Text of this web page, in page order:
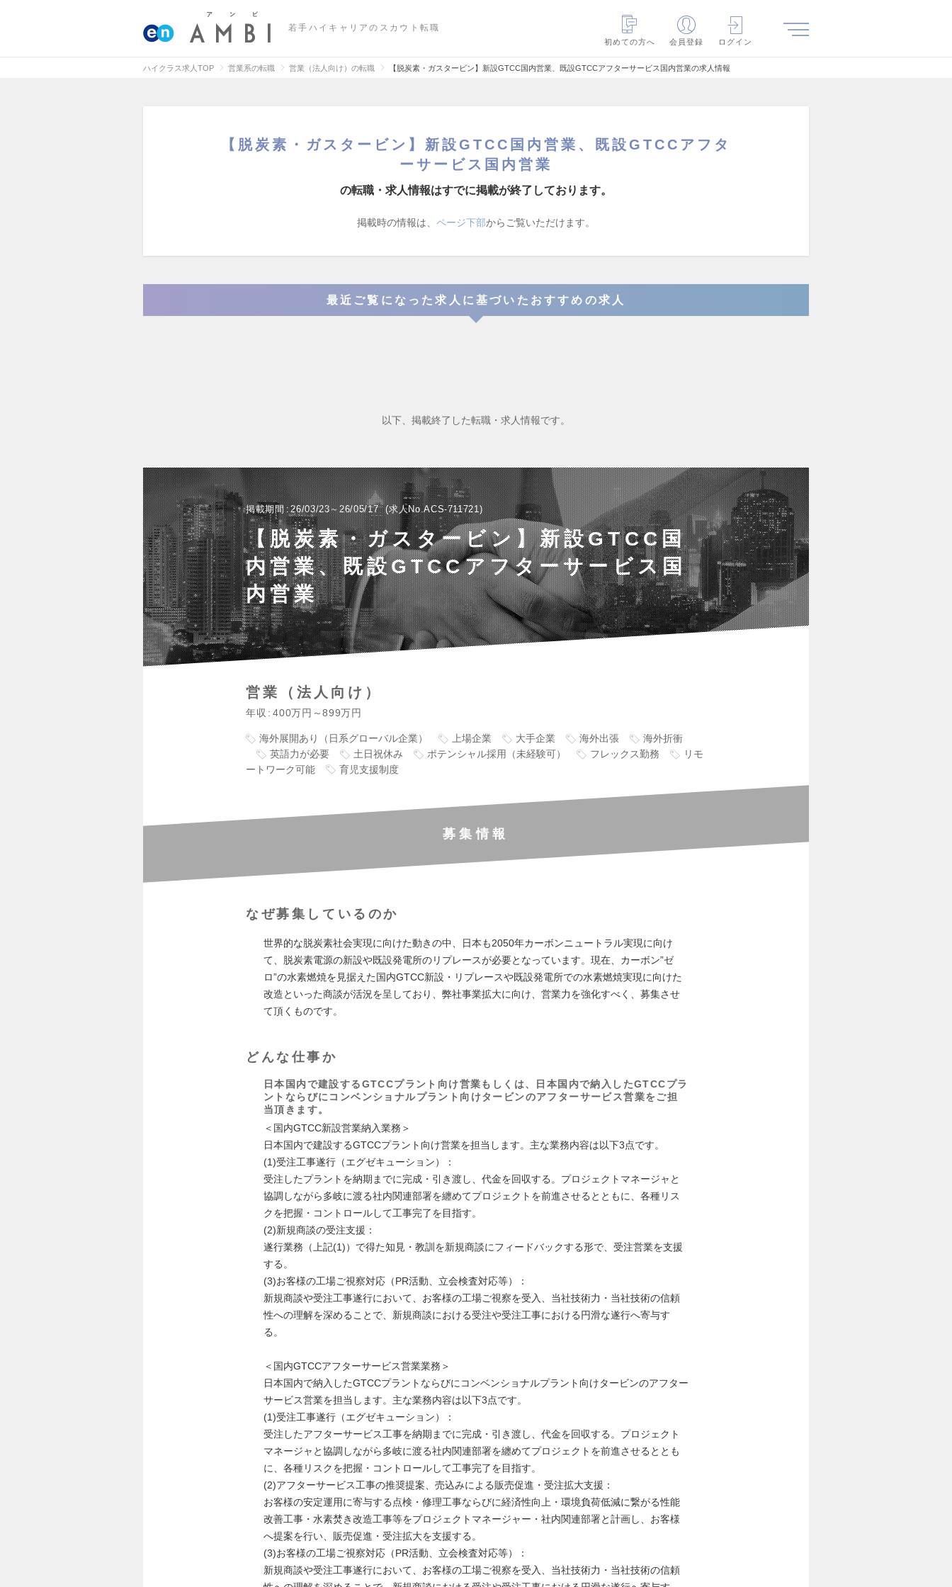
若手ハイキャリアのスカウト転職
初めての方へ
会員登録 ログイン
ハイクラス求人TOP 営業系の転職 営業（法人向け）の転職 【脱炭素・ガスタービン】新設GTCC国内営業、既設GTCCアフターサービス国内営業の求人情報
【脱炭素・ガスタービン】新設GTCC国内営業、既設GTCCアフタ
ーサービス国内営業
の転職・求人情報はすでに掲載が終了しております。
掲載時の情報は、 ページ下部からご覧いただけます。
最近ご覧になった求人に基づいたおすすめの求人
以下、掲載終了した転職・求人情報です。
掲載期間 26/03/23～26/05/17 求人No.ACS-711721
【脱炭素・ガスタービン】新設GTCC国
内営業、既設GTCCアフターサービス国
内営業
営業（法人向け）
年収 400万円～899万円
海外展開あり（日系グローバル企業） 上場企業 大手企業 海外出張
海外折衝
英語力が必要
土日祝休み ポテンシャル採用（未経験可） フレックス勤務
リモ
ートワーク可能
育児支援制度
募集情報
なぜ募集しているのか
世界的な脱炭素社会実現に向けた動きの中、日本も2050年カーボンニュートラル実現に向け
て、脱炭素電源の新設や既設発電所のリプレースが必要となっています。現在、カーボン”ゼ
ロ”の水素燃焼を見据えた国内GTCC新設・リプレースや既設発電所での水素燃焼実現に向けた
改造といった商談が活況を呈しており、弊社事業拡大に向け、営業力を強化すべく、募集させ
て頂くものです。
どんな仕事か
日本国内で建設するGTCCプラント向け営業もしくは、日本国内で納入したGTCCプラ
ントならびにコンベンショナルプラント向けタービンのアフターサービス営業をご担
当頂きます。
＜国内GTCC新設営業納入業務＞
日本国内で建設するGTCCプラント向け営業を担当します。主な業務内容は以下3点です。
(1)受注工事遂行（エグゼキューション）：
受注したプラントを納期までに完成・引き渡し、代金を回収する。プロジェクトマネージャと
協調しながら多岐に渡る社内関連部署を纏めてプロジェクトを前進させるとともに、各種リス
クを把握・コントロールして工事完了を目指す。
(2)新規商談の受注支援：
遂行業務（上記(1)）で得た知見・教訓を新規商談にフィードバックする形で、受注営業を支援
する。
(3)お客様の工場ご視察対応（PR活動、立会検査対応等）：
新規商談や受注工事遂行において、お客様の工場ご視察を受入、当社技術力・当社技術の信頼
性への理解を深めることで、新規商談における受注や受注工事における円滑な遂行へ寄与す
る。
＜国内GTCCアフターサービス営業業務＞
日本国内で納入したGTCCプラントならびにコンベンショナルプラント向けタービンのアフター
サービス営業を担当します。主な業務内容は以下3点です。
(1)受注工事遂行（エグゼキューション）：
受注したアフターサービス工事を納期までに完成・引き渡し、代金を回収する。プロジェクト
マネージャと協調しながら多岐に渡る社内関連部署を纏めてプロジェクトを前進させるととも
に、各種リスクを把握・コントロールして工事完了を目指す。
(2)アフターサービス工事の推奨提案、売込みによる販売促進・受注拡大支援：
お客様の安定運用に寄与する点検・修理工事ならびに経済性向上・環境負荷低減に繋がる性能
改善工事・水素焚き改造工事等をプロジェクトマネージャー・社内関連部署と計画し、お客様
へ提案を行い、販売促進・受注拡大を支援する。
(3)お客様の工場ご視察対応（PR活動、立会検査対応等）：
新規商談や受注工事遂行において、お客様の工場ご視察を受入、当社技術力・当社技術の信頼